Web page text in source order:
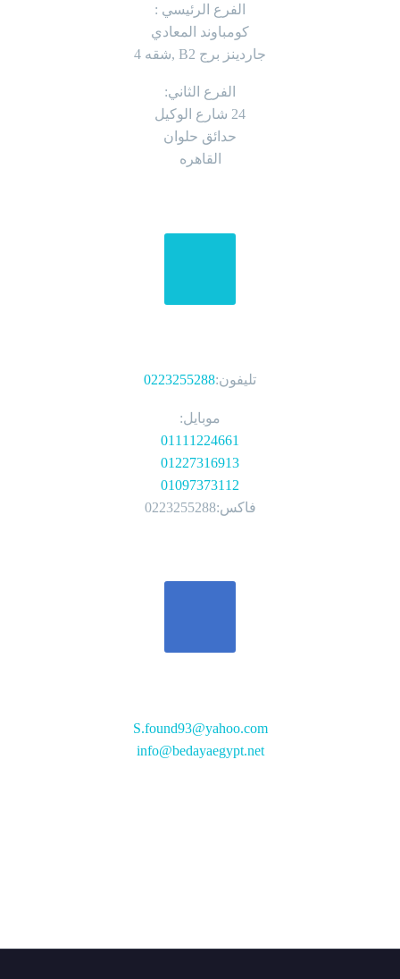
الفرع الرئيسي :
كومباوند المعادي
جاردينز برج B2 ,شقه 4
الفرع الثاني:
24 شارع الوكيل
حدائق حلوان
القاهره
تليفون:0223255288
موبايل:
01111224661
01227316913
01097373112
فاكس:0223255288
S.found93@yahoo.com
info@bedayaegypt.net